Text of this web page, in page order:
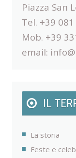
Piazza San
Tel. +39
Mob. +39
email:
IL
La storia
Feste e